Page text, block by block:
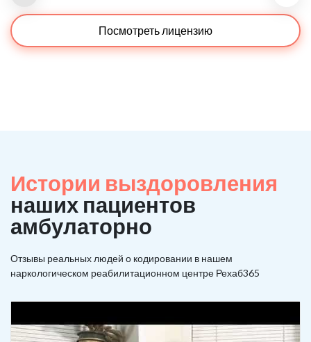
Посмотреть лицензию
Истории выздоровления
наших пациентов
амбулаторно
Отзывы реальных людей о кодировании в нашем
наркологическом реабилитационном центре Рехаб365